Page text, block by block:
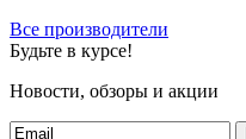
Все производители
Будьте в курсе!
Новости, обзоры и акции